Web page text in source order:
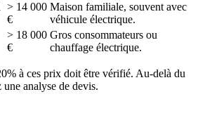
> 14 000
€
Maison familiale, souvent avec
véhicule électrique.
> 18 000
€
Gros consommateurs ou
chauffage électrique.
à ces prix doit être vérifié. Au-delà du
analyse de devis.